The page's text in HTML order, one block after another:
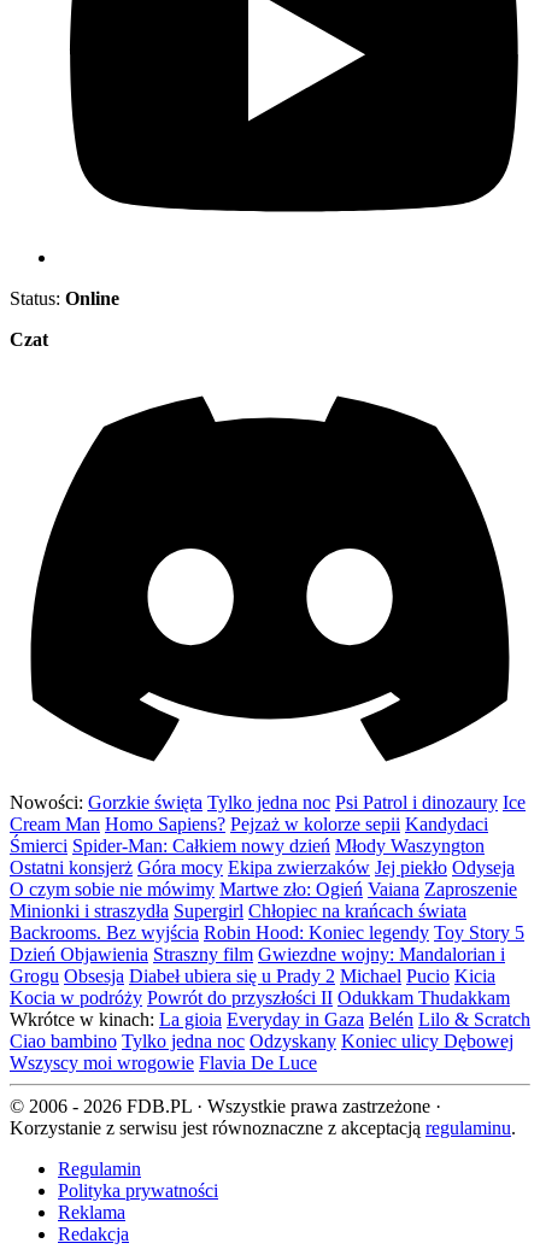
Status: Online
Czat
Nowości: Gorzkie święta Tylko jedna noc Psi Patrol i dinozaury Ice
Cream Man Homo Sapiens? Pejzaż w kolorze sepii Kandydaci
Śmierci Spider-Man: Całkiem nowy dzień Młody Waszyngton
Ostatni konsjerż Góra mocy Ekipa zwierzaków Jej piekło Odyseja
O czym sobie nie mówimy Martwe zło: Ogień Vaiana Zaproszenie
Minionki i straszydła Supergirl Chłopiec na krańcach świata
Backrooms. Bez wyjścia Robin Hood: Koniec legendy Toy Story 5
Dzień Objawienia Straszny film Gwiezdne wojny: Mandalorian i
Grogu Obsesja Diabeł ubiera się u Prady 2 Michael Pucio Kicia
Kocia w podróży Powrót do przyszłości II Odukkam Thudakkam
Wkrótce w kinach: La gioia Everyday in Gaza Belén Lilo & Scratch
Ciao bambino Tylko jedna noc Odzyskany Koniec ulicy Dębowej
Wszyscy moi wrogowie Flavia De Luce
© 2006 - 2026 FDB.PL · Wszystkie prawa zastrzeżone ·
Korzystanie z serwisu jest równoznaczne z akceptacją regulaminu.
Regulamin
Polityka prywatności
Reklama
Redakcja